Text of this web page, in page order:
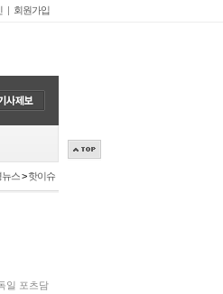
| 회원가입
뉴스>핫이슈
일 포츠담